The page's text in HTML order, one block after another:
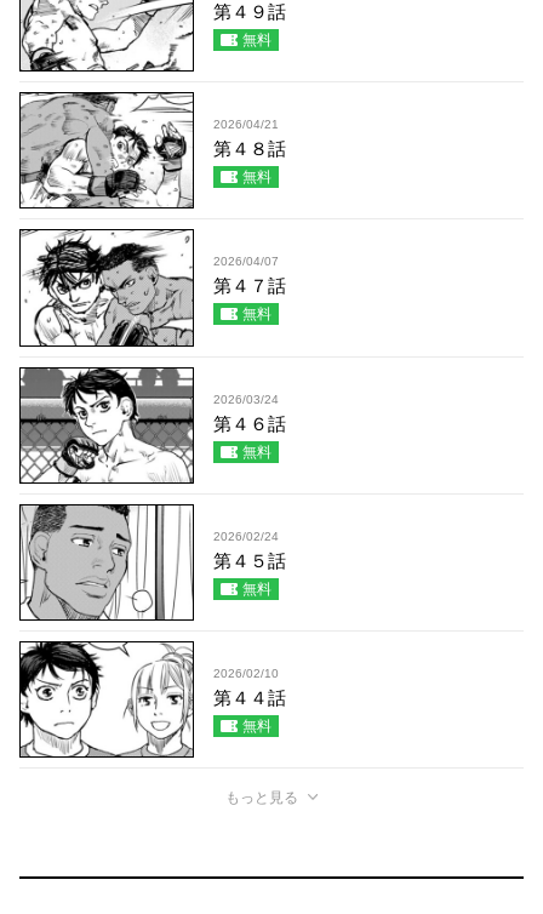
第４９話
無料
2026/04/21
第４８話
無料
2026/04/07
第４７話
無料
2026/03/24
第４６話
無料
2026/02/24
第４５話
無料
2026/02/10
第４４話
無料
もっと見る